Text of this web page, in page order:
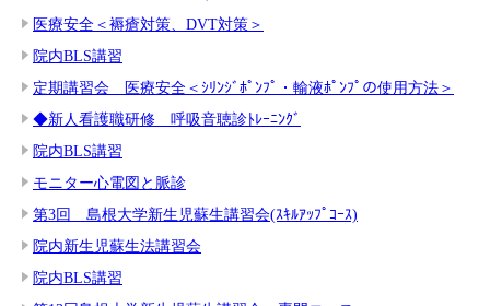
医療安全＜褥瘡対策、DVT対策＞
院内BLS講習
定期講習会 医療安全＜ｼﾘﾝｼﾞﾎﾟﾝﾌﾟ・輸液ﾎﾟﾝﾌﾟの使用方法＞
◆新人看護職研修 呼吸音聴診ﾄﾚｰﾆﾝｸﾞ
院内BLS講習
モニター心電図と脈診
第3回 島根大学新生児蘇生講習会(ｽｷﾙｱｯﾌﾟｺｰｽ)
院内新生児蘇生法講習会
院内BLS講習